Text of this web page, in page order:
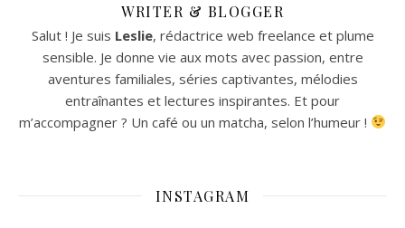
WRITER & BLOGGER
Salut ! Je suis Leslie, rédactrice web freelance et plume
sensible. Je donne vie aux mots avec passion, entre
aventures familiales, séries captivantes, mélodies
entraînantes et lectures inspirantes. Et pour
m’accompagner ? Un café ou un matcha, selon l’humeur !
INSTAGRAM